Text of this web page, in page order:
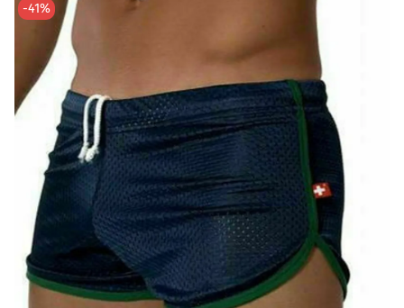
-41%